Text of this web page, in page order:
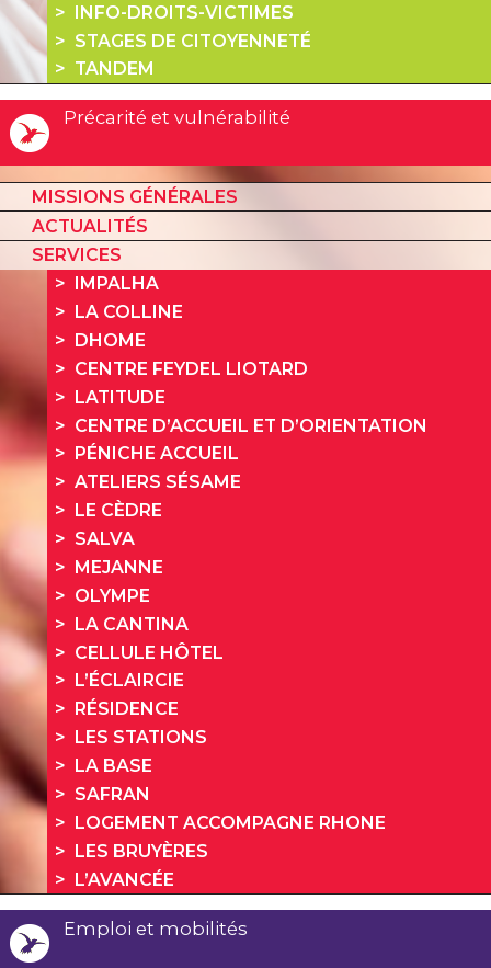
INFO-DROITS-VICTIMES
STAGES DE CITOYENNETÉ
TANDEM
Précarité et vulnérabilité
MISSIONS GÉNÉRALES
ACTUALITÉS
SERVICES
IMPALHA
LA COLLINE
DHOME
CENTRE FEYDEL LIOTARD
LATITUDE
CENTRE D’ACCUEIL ET D’ORIENTATION
PÉNICHE ACCUEIL
ATELIERS SÉSAME
LE CÈDRE
SALVA
MEJANNE
OLYMPE
LA CANTINA
CELLULE HÔTEL
L’ÉCLAIRCIE
RÉSIDENCE
LES STATIONS
LA BASE
SAFRAN
LOGEMENT ACCOMPAGNE RHONE
LES BRUYÈRES
L’AVANCÉE
Emploi et mobilités